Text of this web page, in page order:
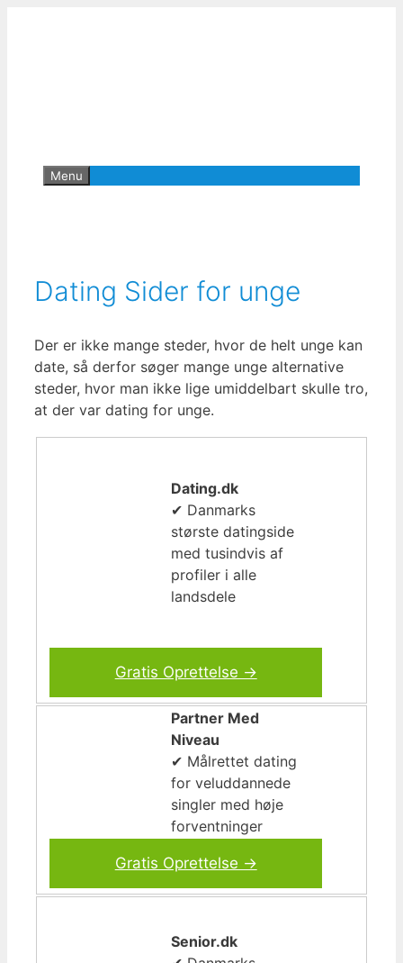
Menu
Dating Sider for unge
Der er ikke mange steder, hvor de helt unge kan
date, så derfor søger mange unge alternative
steder, hvor man ikke lige umiddelbart skulle tro,
at der var dating for unge.
Dating.dk
✔ Danmarks
største datingside
med tusindvis af
profiler i alle
landsdele
Gratis Oprettelse →
Partner Med
Niveau
✔ Målrettet dating
for veluddannede
singler med høje
forventninger
Gratis Oprettelse →
Senior.dk